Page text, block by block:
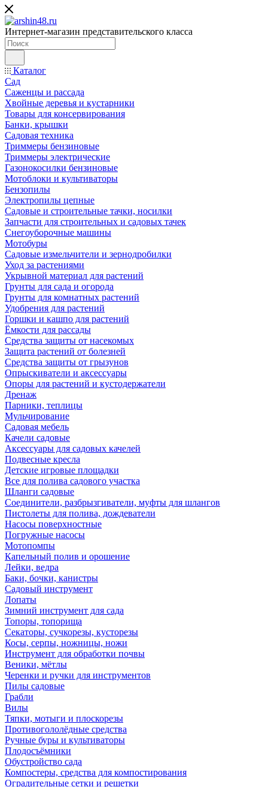
Интернет-магазин представительского класса
Каталог
Сад
Саженцы и рассада
Хвойные деревья и кустарники
Товары для консервирования
Банки, крышки
Садовая техника
Триммеры бензиновые
Триммеры электрические
Газонокосилки бензиновые
Мотоблоки и культиваторы
Бензопилы
Электропилы цепные
Садовые и строительные тачки, носилки
Запчасти для строительных и садовых тачек
Снегоуборочные машины
Мотобуры
Садовые измельчители и зернодробилки
Уход за растениями
Укрывной материал для растений
Грунты для сада и огорода
Грунты для комнатных растений
Удобрения для растений
Горшки и кашпо для растений
Ёмкости для рассады
Средства защиты от насекомых
Защита растений от болезней
Средства защиты от грызунов
Опрыскиватели и аксессуары
Опоры для растений и кустодержатели
Дренаж
Парники, теплицы
Мульчирование
Садовая мебель
Качели садовые
Аксессуары для садовых качелей
Подвесные кресла
Детские игровые площадки
Все для полива садового участка
Шланги садовые
Соединители, разбрызгиватели, муфты для шлангов
Пистолеты для полива, дождеватели
Насосы поверхностные
Погружные насосы
Мотопомпы
Капельный полив и орошение
Лейки, ведра
Баки, бочки, канистры
Садовый инструмент
Лопаты
Зимний инструмент для сада
Топоры, топорища
Секаторы, сучкорезы, кусторезы
Косы, серпы, ножницы, ножи
Инструмент для обработки почвы
Веники, мётлы
Черенки и ручки для инструментов
Пилы садовые
Грабли
Вилы
Тяпки, мотыги и плоскорезы
Противогололёдные средства
Ручные буры и культиваторы
Плодосъёмники
Обустройство сада
Компостеры, средства для компостирования
Оградительные сетки и решетки